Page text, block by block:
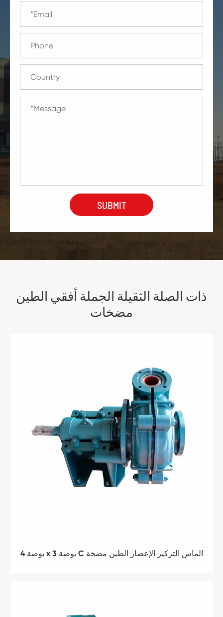
ذات الصلة الثقيلة الجملة أفقي الطين
مضخات
4 بوصة x 3 بوصة C الماس التركيز الإعصار الطين مضخة